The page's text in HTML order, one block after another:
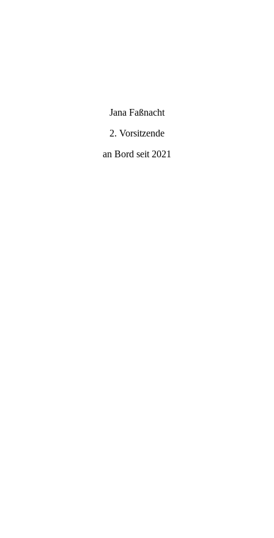
Jana Faßnacht
2. Vorsitzende
an Bord seit 2021